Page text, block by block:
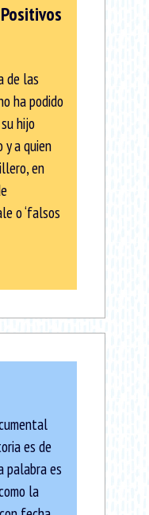
de las
ha podido
hijo
y a quien
en
o ‘falsos
es de
palabra es
la